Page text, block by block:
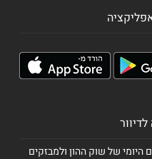
היומי של שוק ההון ולמבזקים